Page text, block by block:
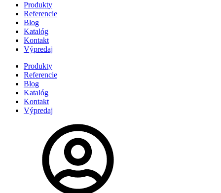
Produkty
Referencie
Blog
Katalóg
Kontakt
Výpredaj
Produkty
Referencie
Blog
Katalóg
Kontakt
Výpredaj